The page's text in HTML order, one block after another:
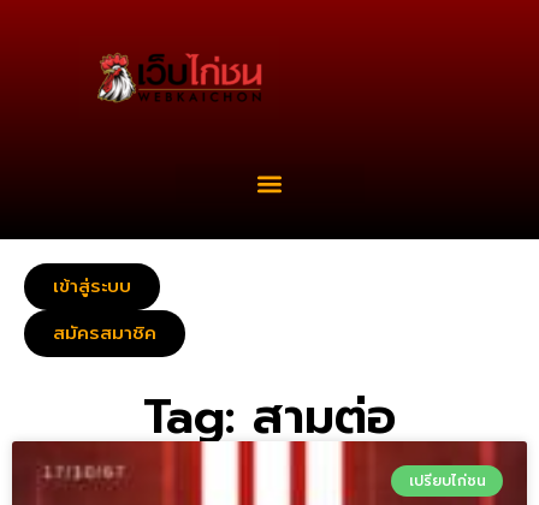
เข้าสู่ระบบ
สมัครสมาชิค
Tag: สามต่อ
เปรียบไก่ชน